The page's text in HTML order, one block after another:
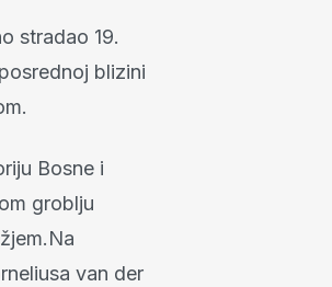
stradao 19.
blizini
Bosne i
groblju
van der